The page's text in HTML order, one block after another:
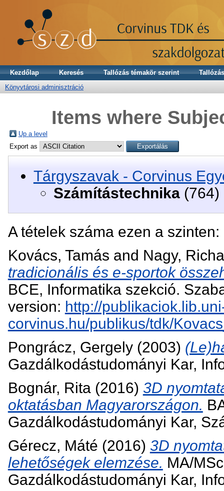
Kezdőlap Keresés Tallózás témakör szerint
Könyvtárosi adminisztráció
Items where
Up a level
Export as
Tárgyszavak - Corvinus
Számítástechnika(764)
A tételek száma ezen a szinten:
Kovács, Tamás and Nagy,
tradicionális és e-sportok
BCE, Informatika szekció.
version: http://
corvinus.hu/publikus/tdk/
Pongrácz, Gergely(2003)
Gazdálkodástudományi Kar,
Bognár, Rita(2016) 3D
oktatásban Magyarországon.
Gazdálkodástudományi Kar,
Gérecz, Máté (2016) 3D
lehetőségek elemzése. MA/
Gazdálkodástudományi Kar,